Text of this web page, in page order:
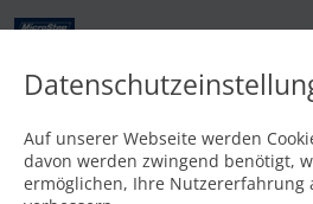
Startseite /Media/News/"Wichtigstes Glied des
Auf unserer Webseite werden
davon werden zwingend benötigt,
ermöglichen, Ihre Nutzererfahrung